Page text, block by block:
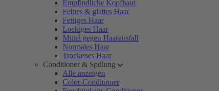
Empfindliche Kopfhaut
Feines & glattes Haar
Fettiges Haar
Lockiges Haar
Mittel gegen Haarausfall
Normales Haar
Trockenes Haar
Conditioner & Spülung
Alle anzeigen
Color-Conditioner